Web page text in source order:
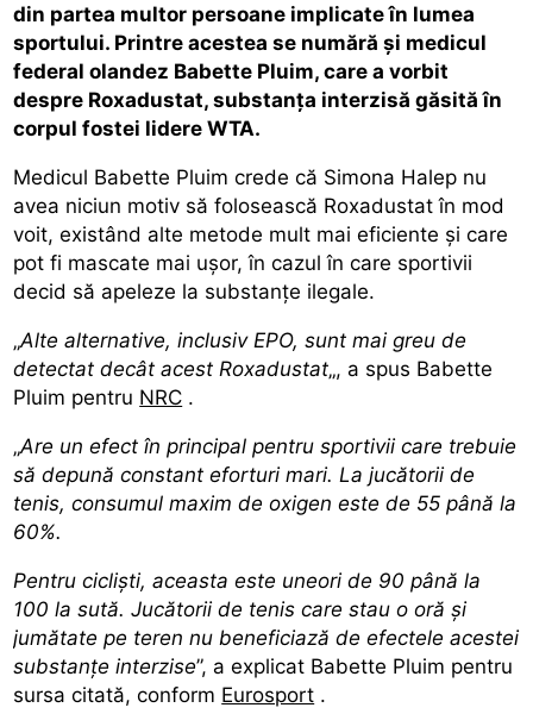
din partea multor persoane implicate în lumea
sportului. Printre acestea se numără și medicul
federal olandez Babette Pluim, care a vorbit
despre Roxadustat, substanța interzisă găsită în
corpul fostei lidere WTA.
Medicul Babette Pluim crede că Simona Halep nu
avea niciun motiv să folosească Roxadustat în mod
voit, existând alte metode mult mai eficiente și care
pot fi mascate mai ușor, în cazul în care sportivii
decid să apeleze la substanțe ilegale.
„Alte alternative, inclusiv EPO, sunt mai greu de
detectat decât acest Roxadustat„, a spus Babette
Pluim pentru NRC .
„Are un efect în principal pentru sportivii care trebuie
să depună constant eforturi mari. La jucătorii de
tenis, consumul maxim de oxigen este de 55 până la
60%.
Pentru cicliști, aceasta este uneori de 90 până la
100 la sută. Jucătorii de tenis care stau o oră și
jumătate pe teren nu beneficiază de efectele acestei
substanțe interzise”, a explicat Babette Pluim pentru
sursa citată, conform Eurosport .